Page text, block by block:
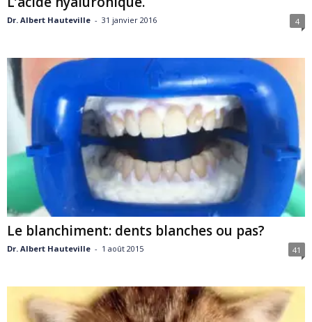
Dr. Albert Hauteville - 31 janvier 2016 4
Le blanchiment: dents blanches ou pas?
Dr. Albert Hauteville - 1 août 2015 41